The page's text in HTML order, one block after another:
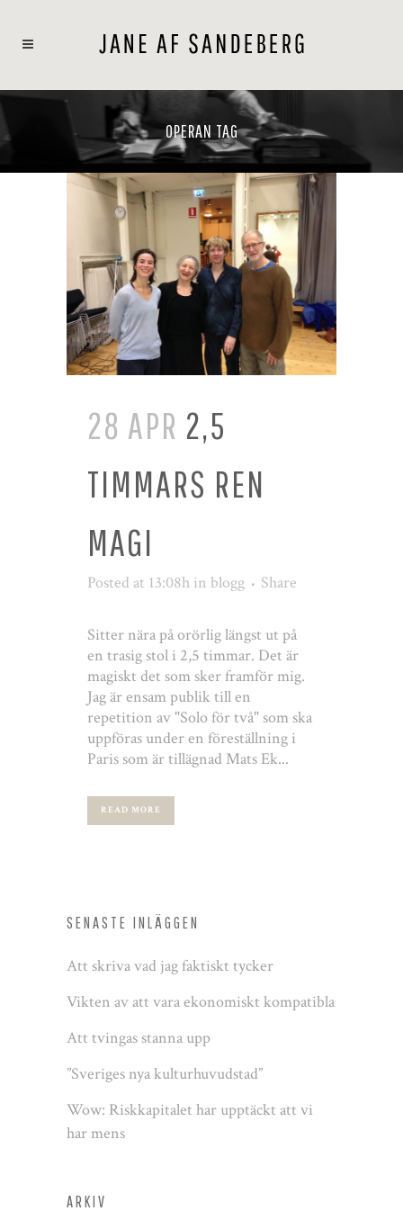
OPERAN TAG
28 APR 2,5
TIMMARS REN
MAGI
Posted at 13:08h in blogg Share
Sitter nära på orörlig längst ut på
en trasig stol i 2,5 timmar. Det är
magiskt det som sker framför mig.
Jag är ensam publik till en
repetition av "Solo för två" som ska
uppföras under en föreställning i
Paris som är tillägnad Mats Ek...
READ MORE
SENASTE INLÄGGEN
Att skriva vad jag faktiskt tycker
Vikten av att vara ekonomiskt kompatibla
Att tvingas stanna upp
”Sveriges nya kulturhuvudstad”
Wow: Riskkapitalet har upptäckt att vi
har mens
ARKIV